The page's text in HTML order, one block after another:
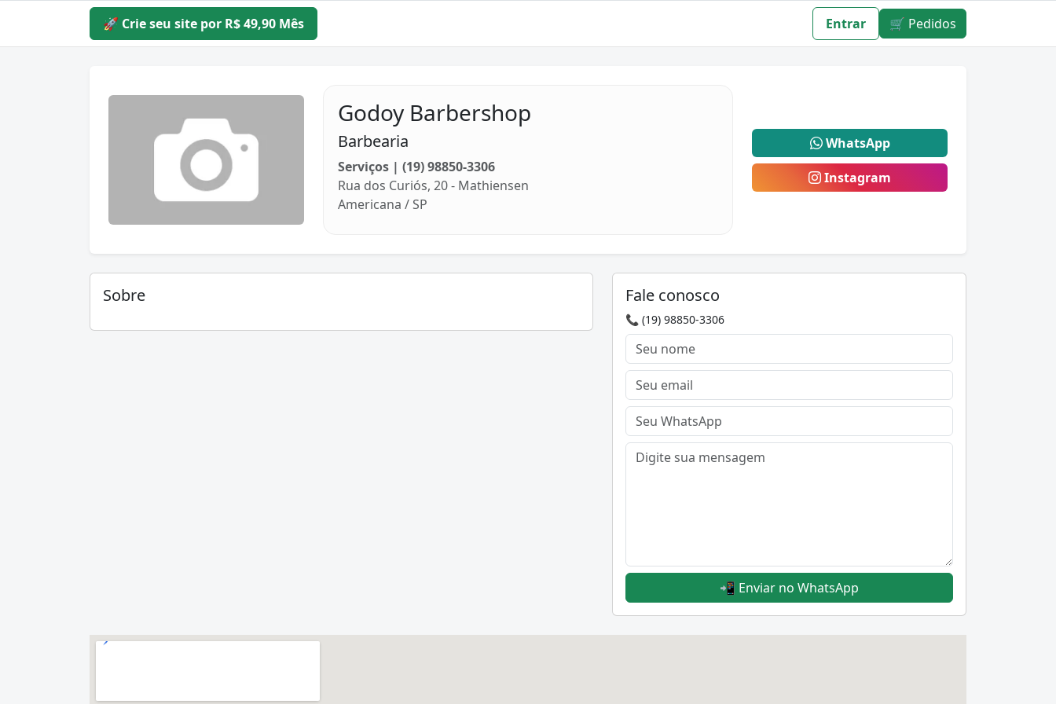
🚀 Crie seu site por R$ 49,90 Mês Entrar 🛒 Pedidos
Godoy Barbershop
Barbearia
Serviços | (19) 98850-3306
Rua dos Curiós, 20 - Mathiensen
Americana / SP
WhatsApp
Instagram
Sobre Fale conosco
📞 (19) 98850-3306
📲 Enviar no WhatsApp